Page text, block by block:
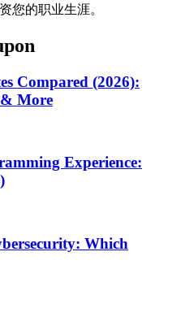
您的职业生涯。
Compared (2026):
More
Experience:
Which